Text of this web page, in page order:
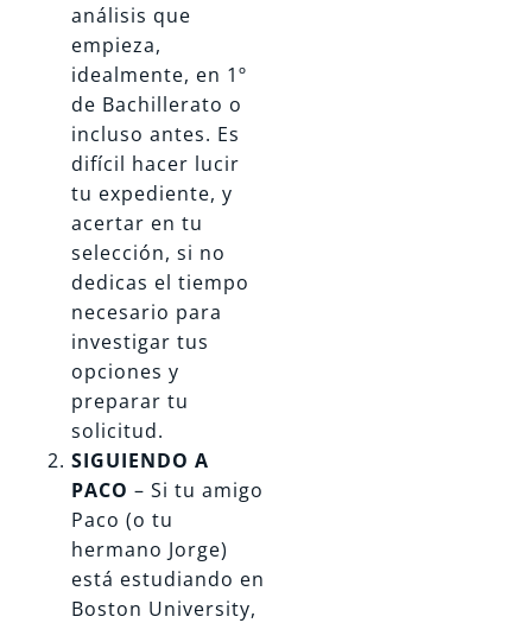
análisis que
empieza,
idealmente, en 1º
de Bachillerato o
incluso antes. Es
difícil hacer lucir
tu expediente, y
acertar en tu
selección, si no
dedicas el tiempo
necesario para
investigar tus
opciones y
preparar tu
solicitud.
SIGUIENDO A
PACO – Si tu amigo
Paco (o tu
hermano Jorge)
está estudiando en
Boston University,